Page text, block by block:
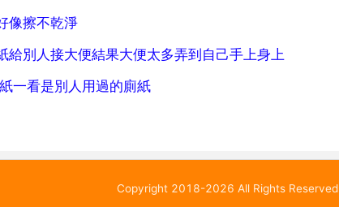
像擦不乾淨
別人接大便結果大便太多弄到自己手上身上
一看是別人用過的廁紙
Copyright 2018-2026 All Rights Reserved